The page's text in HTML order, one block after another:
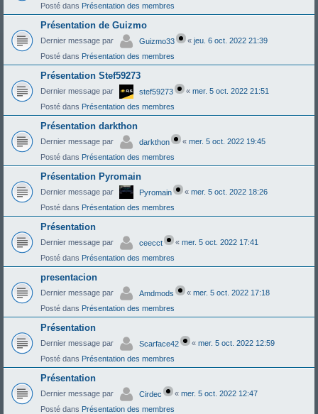
Posté dans Présentation des membres
Présentation de Guizmo
Dernier message par Guizmo33 « jeu. 6 oct. 2022 21:39
Posté dans Présentation des membres
Présentation Stef59273
Dernier message par stef59273 « mer. 5 oct. 2022 21:51
Posté dans Présentation des membres
Présentation darkthon
Dernier message par darkthon « mer. 5 oct. 2022 19:45
Posté dans Présentation des membres
Présentation Pyromain
Dernier message par Pyromain « mer. 5 oct. 2022 18:26
Posté dans Présentation des membres
Présentation
Dernier message par ceecct « mer. 5 oct. 2022 17:41
Posté dans Présentation des membres
presentacion
Dernier message par Amdmods « mer. 5 oct. 2022 17:18
Posté dans Présentation des membres
Présentation
Dernier message par Scarface42 « mer. 5 oct. 2022 12:59
Posté dans Présentation des membres
Présentation
Dernier message par Cirdec « mer. 5 oct. 2022 12:47
Posté dans Présentation des membres